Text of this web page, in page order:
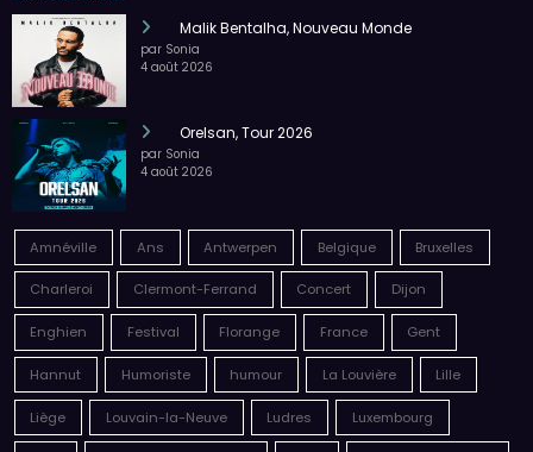
Malik Bentalha, Nouveau Monde
par Sonia
4 août 2026
Orelsan, Tour 2026
par Sonia
4 août 2026
Amnéville Ans Antwerpen Belgique Bruxelles
Charleroi Clermont-Ferrand Concert Dijon
Enghien Festival Florange France Gent
Hannut Humoriste humour La Louvière Lille
Liège Louvain-la-Neuve Ludres Luxembourg